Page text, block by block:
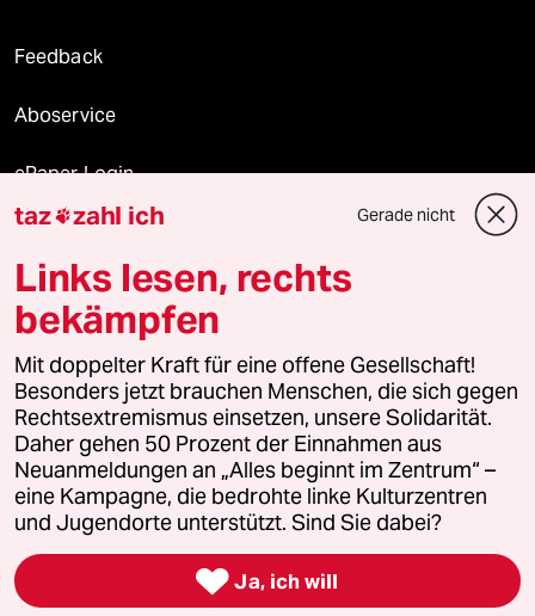
Feedback
Aboservice
ePaper Login
Downloads für Abonnierende
© 2026 taz Verlags und Vertriebs GmbH
Alle Rechte vorbehalten. Bei rechtlichen Fragen oder für Genehmigungen
wenden Sie sich bitte an
lizenzen@taz.de
Feedback Redaktionsstatut Kommune-Richtlinien
Leitlinie Informant Datenschutz Impressum AGB
Seitenwende Einwilligungen widerrufen (Ads)
taz zahl ich Gerade nicht
Links lesen, rechts
bekämpfen
Mit doppelter Kraft für eine offene Gesellschaft!
Besonders jetzt brauchen Menschen, die sich gegen
Rechtsextremismus einsetzen, unsere Solidarität.
Daher gehen 50 Prozent der Einnahmen aus
Neuanmeldungen an „Alles beginnt im Zentrum“ –
eine Kampagne, die bedrohte linke Kulturzentren
und Jugendorte unterstützt. Sind Sie dabei?
 Ja, ich will